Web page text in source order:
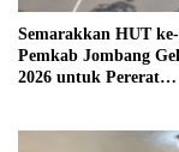
Semarakkan HUT
Pemkab Jombang
2026 untuk Pererat